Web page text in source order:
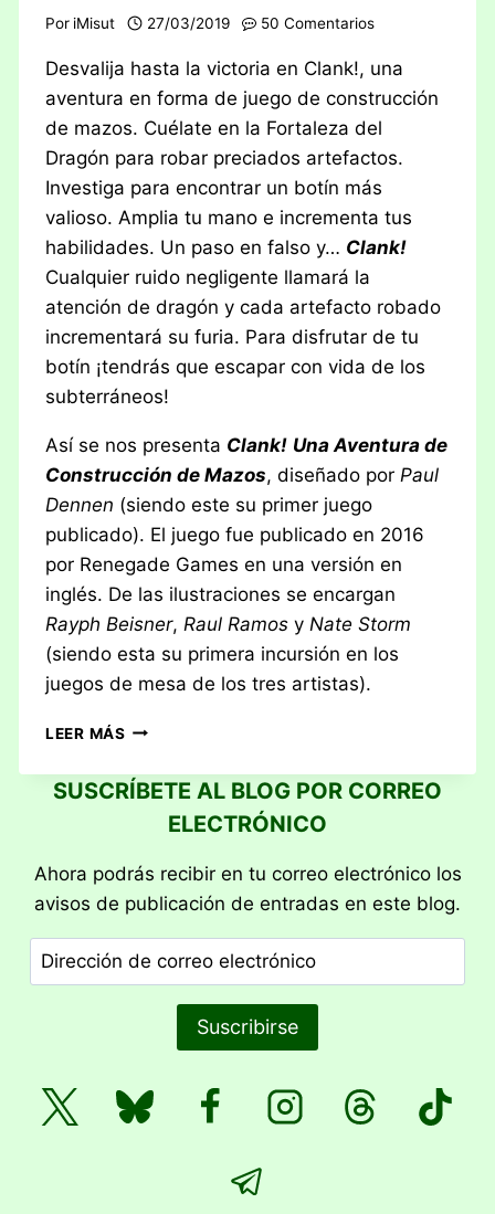
Por iMisut 27/03/2019 50 Comentarios
Desvalija hasta la victoria en Clank!, una
aventura en forma de juego de construcción
de mazos. Cuélate en la Fortaleza del
Dragón para robar preciados artefactos.
Investiga para encontrar un botín más
valioso. Amplia tu mano e incrementa tus
habilidades. Un paso en falso y… Clank!
Cualquier ruido negligente llamará la
atención de dragón y cada artefacto robado
incrementará su furia. Para disfrutar de tu
botín ¡tendrás que escapar con vida de los
subterráneos!
Así se nos presenta Clank! Una Aventura de
Construcción de Mazos, diseñado por Paul
Dennen (siendo este su primer juego
publicado). El juego fue publicado en 2016
por Renegade Games en una versión en
inglés. De las ilustraciones se encargan
Rayph Beisner, Raul Ramos y Nate Storm
(siendo esta su primera incursión en los
juegos de mesa de los tres artistas).
LEER MÁS RESEÑA:
UNA
AVENTURA
DE
SUSCRÍBETE AL BLOG POR CORREO
ELECTRÓNICO
Ahora podrás recibir en tu correo electrónico los
avisos de publicación de entradas en este blog.
Dirección
de
Suscribirse